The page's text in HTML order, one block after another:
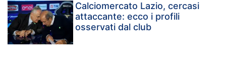
Calciomercato Lazio, cercasi
attaccante: ecco i profili
osservati dal club